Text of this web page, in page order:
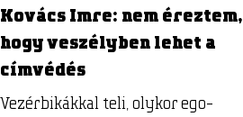
Kovács Imre: nem éreztem,
hogy veszélyben lehet a
címvédés
Vezérbikákkal teli, olykor ego-